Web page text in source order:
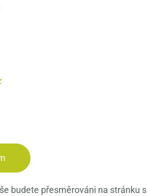
budete přesměrováni na stránku s